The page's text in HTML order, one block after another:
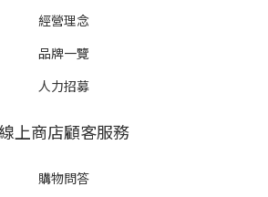
經營理念
品牌一覽
人力招募
上商店顧客服務
購物問答